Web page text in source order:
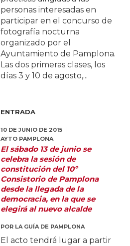
personas interesadas en
participar en el concurso de
fotografía nocturna
organizado por el
Ayuntamiento de Pamplona.
Las dos primeras clases, los
días 3 y 10 de agosto,...
ENTRADA
10 DE JUNIO DE 2015
AYTO PAMPLONA
El sábado 13 de junio se
celebra la sesión de
constitución del 10º
Consistorio de Pamplona
desde la llegada de la
democracia, en la que se
elegirá al nuevo alcalde
POR LA GUÍA DE PAMPLONA
El acto tendrá lugar a partir